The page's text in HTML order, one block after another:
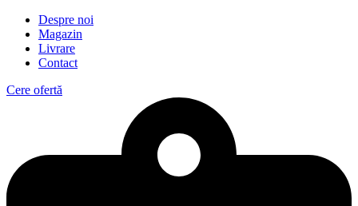
Despre noi
Magazin
Livrare
Contact
Cere ofertă